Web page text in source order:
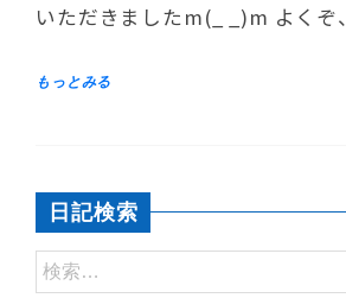
いただきましたm(_ _)m よくぞ、
日記検索